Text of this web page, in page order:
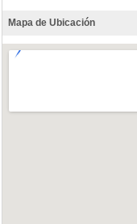
Mapa de Ubicación